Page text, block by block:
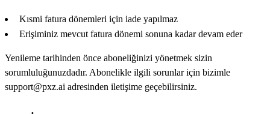
Kısmi fatura dönemleri için iade yapılmaz
Erişiminiz mevcut fatura dönemi sonuna kadar devam eder
Yenileme tarihinden önce aboneliğinizi yönetmek sizin
sorumluluğunuzdadır. Abonelikle ilgili sorunlar için bizimle
support@pxz.ai adresinden iletişime geçebilirsiniz.